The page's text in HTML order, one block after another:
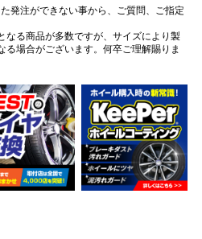
発注ができない事から、ご質問、ご指定
なる商品が多数ですが、サイズにより製
場合がございます。何卒ご理解賜りま